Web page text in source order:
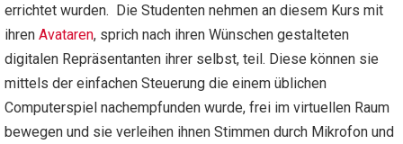
errichtet wurden. Die Studenten nehmen an diesem Kurs mit
ihren Avataren, sprich nach ihren Wünschen gestalteten
digitalen Repräsentanten ihrer selbst, teil. Diese können sie
mittels der einfachen Steuerung die einem üblichen
Computerspiel nachempfunden wurde, frei im virtuellen Raum
bewegen und sie verleihen ihnen Stimmen durch Mikrofon und